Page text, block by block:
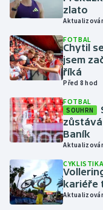
Judo
Krasobruslení
Lezení
Lyže a snowboard
Moderní pětiboj
Motorsport
zlato
FOTBAL
Chytil
jsem
říká
Před 8 hod
FOTBAL
SOUHRN
Baník
CYKLISTIKA
kariéře